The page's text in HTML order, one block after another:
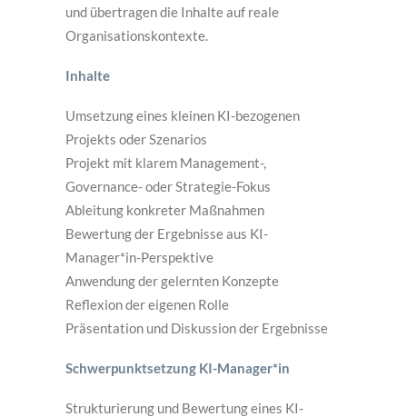
und übertragen die Inhalte auf reale
Organisationskontexte.
Inhalte
Umsetzung eines kleinen KI-bezogenen
Projekts oder Szenarios
Projekt mit klarem Management-,
Governance- oder Strategie-Fokus
Ableitung konkreter Maßnahmen
Bewertung der Ergebnisse aus KI-
Manager*in-Perspektive
Anwendung der gelernten Konzepte
Reflexion der eigenen Rolle
Präsentation und Diskussion der Ergebnisse
Schwerpunktsetzung KI-Manager*in
Strukturierung und Bewertung eines KI-